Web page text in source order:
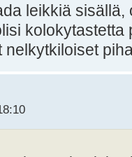
leikkiä
nelkytkiloiset